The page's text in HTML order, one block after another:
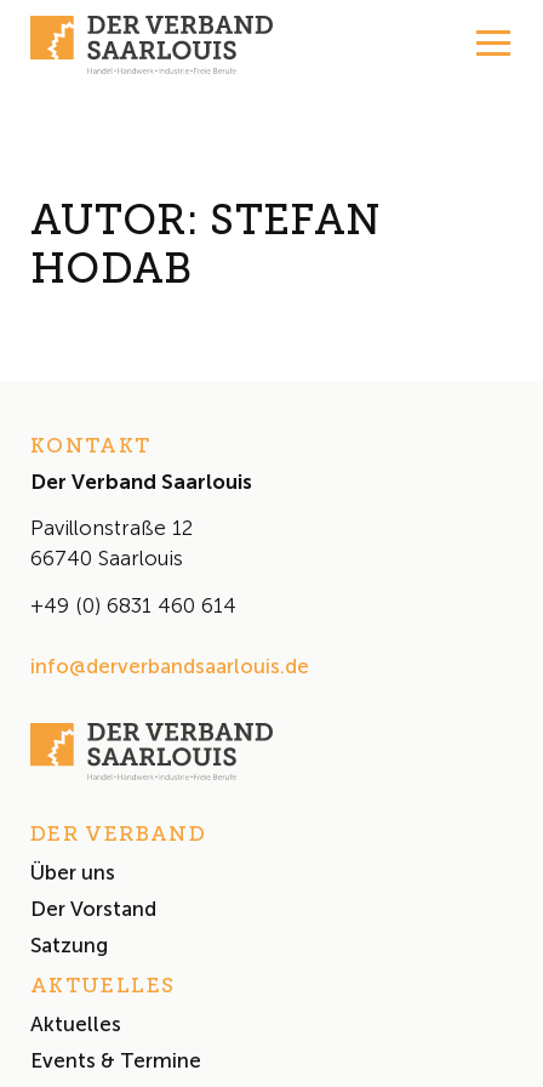
AUTOR: STEFAN
HODAB
KONTAKT
Der Verband Saarlouis
Pavillonstraße 12
66740 Saarlouis
+49 (0) 6831 460 614
info@derverbandsaarlouis.de
DER VERBAND
Über uns
Der Vorstand
Satzung
AKTUELLES
Aktuelles
Events & Termine